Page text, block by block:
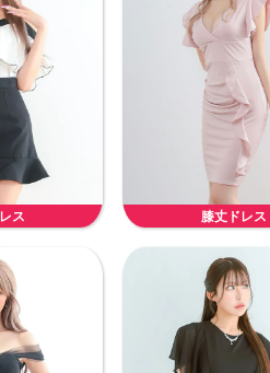
ス 膝丈ドレス